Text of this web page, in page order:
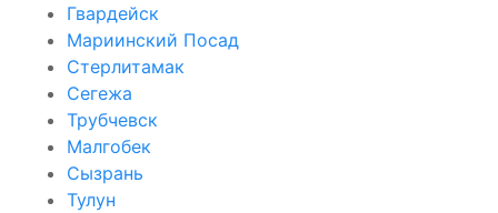
Гвардейск
Мариинский Посад
Стерлитамак
Сегежа
Трубчевск
Малгобек
Сызрань
Тулун